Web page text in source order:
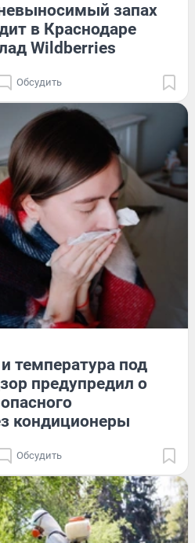
запах
в Краснодаре
Wildberries
Обсудить
температура под
предупредил о
кондиционеры
Обсудить